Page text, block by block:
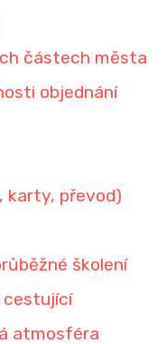
částech města
objednání
karty, převod)
školení
cestující
atmosféra